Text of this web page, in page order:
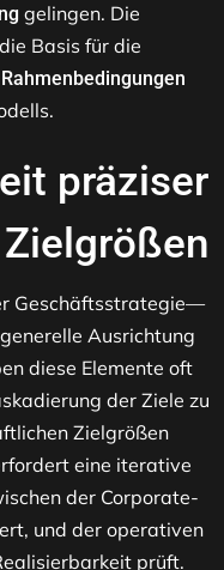
gelingen. Die
Basis für die
Rahmenbedingungen
präziser
Geschäftsstrategie—
Ausrichtung
diese Elemente oft
der Ziele zu
Zielgrößen
eine iterative
der Corporate-
und der operativen
prüft.